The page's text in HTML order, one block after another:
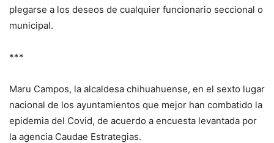
plegarse a los deseos de cualquier funcionario seccional o
municipal.
***
Maru Campos, la alcaldesa chihuahuense, en el sexto lugar
nacional de los ayuntamientos que mejor han combatido la
epidemia del Covid, de acuerdo a encuesta levantada por
la agencia Caudae Estrategias.